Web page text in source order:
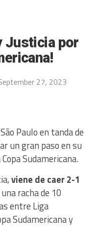
Justicia por
27, 2023
Paulo en tanda de
un gran paso en su
Sudamericana.
viene de caer 2-1
racha de 10
entre Liga
Sudamericana y